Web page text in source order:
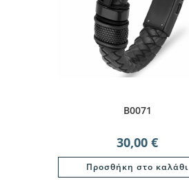
B0071
30,00 €
Προσθήκη στο καλάθι